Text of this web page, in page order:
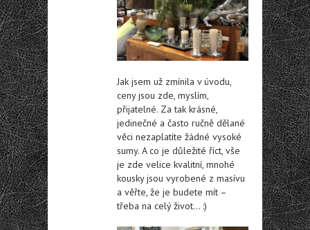
Jak jsem už zmínila v úvodu,
ceny jsou zde, myslím,
přijatelné. Za tak krásné,
jedinečné a často ručně dělané
věci nezaplatíte žádné vysoké
sumy. A co je důležité říct, vše
je zde velice kvalitní, mnohé
kousky jsou vyrobené z masívu
a věřte, že je budete mít –
třeba na celý život… :)